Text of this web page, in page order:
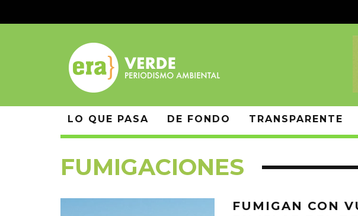
LO QUE PASA DE FONDO TRANSPARENTE
FUMIGACIONES
FUMIGAN CON